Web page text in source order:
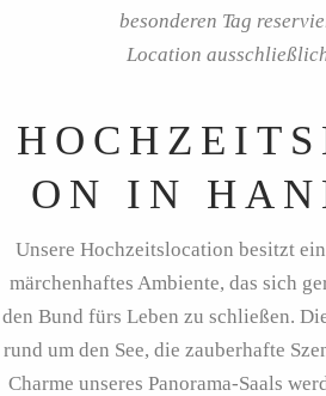
besonderen Tag
Location
ON IN
Unsere Hochzeitslocation besitzt
märchenhaftes Ambiente, das sich
den Bund fürs Leben zu schließen.
rund um den See, die zauberhafte
Charme unseres Panorama-Saals